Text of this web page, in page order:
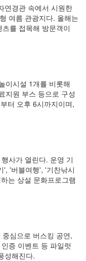
연경관 속에서 시원한
여름 관광지다. 올해는
를 접목해 방문객이
이시설 1개를 비롯해
지원 부스 등으로 구성
터 오후 6시까지이며,
사가 열린다. 운영 기
', '버블여행', '기찬낚시
는 상설 문화프로그램
심으로 버스킹 공연,
증 이벤트 등 파일럿
성해진다.